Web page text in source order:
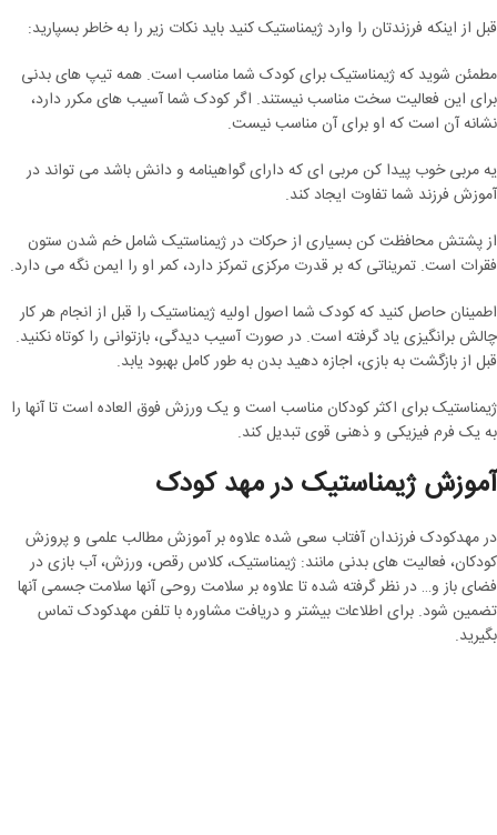
قبل از اینکه فرزندتان را وارد ژیمناستیک کنید باید نکات زیر را به خاطر بسپارید:
مطمئن شوید که ژیمناستیک برای کودک شما مناسب است. همه تیپ های بدنی
برای این فعالیت سخت مناسب نیستند. اگر کودک شما آسیب های مکرر دارد،
نشانه آن است که او برای آن مناسب نیست.
یه مربی خوب پیدا کن مربی ای که دارای گواهینامه و دانش باشد می تواند در
آموزش فرزند شما تفاوت ایجاد کند.
از پشتش محافظت کن بسیاری از حرکات در ژیمناستیک شامل خم شدن ستون
فقرات است. تمریناتی که بر قدرت مرکزی تمرکز دارد، کمر او را ایمن نگه می دارد.
اطمینان حاصل کنید که کودک شما اصول اولیه ژیمناستیک را قبل از انجام هر کار
چالش برانگیزی یاد گرفته است. در صورت آسیب دیدگی، بازتوانی را کوتاه نکنید.
قبل از بازگشت به بازی، اجازه دهید بدن به طور کامل بهبود یابد.
ژیمناستیک برای اکثر کودکان مناسب است و یک ورزش فوق العاده است تا آنها را
به یک فرم فیزیکی و ذهنی قوی تبدیل کند.
آموزش ژیمناستیک در مهد کودک
در مهدکودک فرزندان آفتاب سعی شده علاوه بر آموزش مطالب علمی و پروزش
کودکان، فعالیت های بدنی مانند: ژیمناستیک، کلاس رقص، ورزش، آب بازی در
فضای باز و… در نظر گرفته شده تا علاوه بر سلامت روحی آنها سلامت جسمی آنها
تضمین شود. برای اطلاعات بیشتر و دریافت مشاوره با تلفن مهدکودک تماس
بگیرید.